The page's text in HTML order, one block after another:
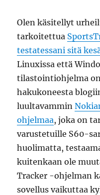
Olen käsitellyt
tarkoitettua
testatessani sitä
Linuxissa että
tilastointiohjelma
hakukoneesta
luultavammin
ohjelmaa, joka on
varustetuille S60-
huolimatta,
kuitenkaan ole
Tracker -ohjelman
sovellus vaikuttaa